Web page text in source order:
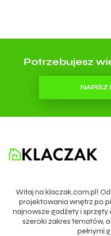
Potrzebujesz
NAPISZ
Witaj na klaczak.com.pl!
projektowania wnętrz po
najnowsze gadżety i
szeroki zakres tematów,
pełnymi